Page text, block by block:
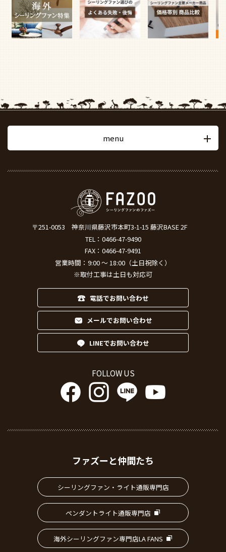
menu
〒251-0053
神奈川県藤沢市本町3-1-15 藤沢BASE 2F
TEL： 0466-47-9490
FAX：0466-47-9491
営業時間：9:00 ～ 18:00（土日祝除く）
※取付工事は土日も対応可
電話でお問い合わせ
メールでお問い合わせ
LINEでお問い合わせ
FOLLOW US
ファズーと仲間たち
シーリングファン・ライト通販専門店
ペンダントライト通販専門店
海外シーリングファン専門店LA FANS